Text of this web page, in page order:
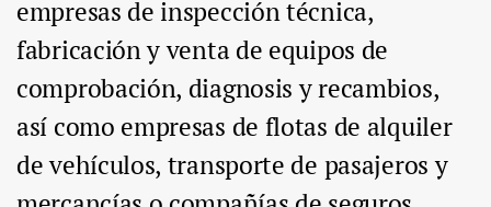
empresas de inspección técnica,
fabricación y venta de equipos de
comprobación, diagnosis y recambios,
así como empresas de flotas de alquiler
de vehículos, transporte de pasajeros y